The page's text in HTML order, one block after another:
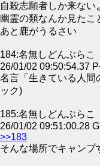
自殺志願者しか来な
幽霊の類なんか見たこ
あと鹿がうるさい
184:名無しどんぶらこ
26/01/02 09:50:54.37
名言「生きている人間
ック)
185:名無しどんぶらこ
26/01/02 09:51:00.28
>>183
そんな場所でキャンプ